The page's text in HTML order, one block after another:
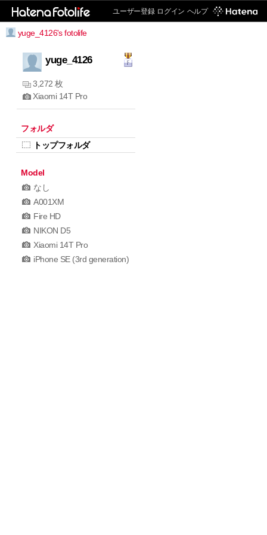
ユーザー登録 ログイン ヘルプ
yuge_4126's fotolife
yuge_4126
3,272 枚
Xiaomi 14T Pro
フォルダ
トップフォルダ
Model
なし
A001XM
Fire HD
NIKON D5
Xiaomi 14T Pro
iPhone SE (3rd generation)